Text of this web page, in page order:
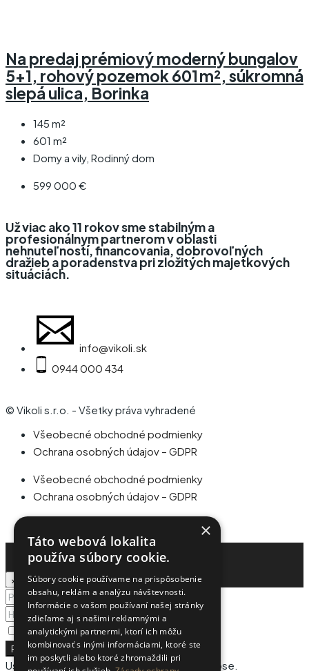
Na predaj prémiový moderný bungalov
5+1, rohový pozemok 601 m², súkromná
slepá ulica, Borinka
145 m²
601 m²
Domy a vily, Rodinný dom
599 000 €
Už viac ako 11 rokov sme stabilným a
profesionálnym partnerom v oblasti
nehnuteľností, financovania, dobrovoľných
dražieb a poradenstva pri zložitých majetkových
situáciách.
info@vikoli.sk
0944 000 434
© Vikoli s.r.o. - Všetky práva vyhradené
Všeobecné obchodné podmienky
Ochrana osobných údajov – GDPR
Všeobecné obchodné podmienky
Ochrana osobných údajov – GDPR
Prihlásiť
×
Zapamätať si maZabudnuté heslo?
Prihlásiť
User registration is disabled for demo purpose.
×
Táto webová lokalita
používa súbory cookie.
Súbory cookie používame na prispôsobenie
obsahu, reklám a analýzu návštevnosti.
Informácie o vašom používaní našej stránky
zdieľame aj s našimi reklamnými a
analytickými partnermi, ktorí ich môžu
kombinovať s inými informáciami, ktoré ste
im poskytli alebo ktoré zhromaždili pri